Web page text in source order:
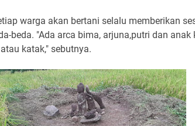
warga akan bertani selalu memberikan
beda. "Ada arca bima, arjuna,putri dan anak
katak," sebutnya.